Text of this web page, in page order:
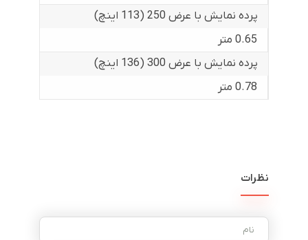
پرده نمایش با عرض 250 (113 اینچ)
0.65 متر
پرده نمایش با عرض 300 (136 اینچ)
0.78 متر
نظرات